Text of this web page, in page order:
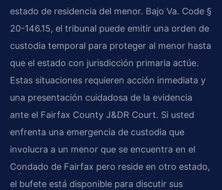
estado de residencia del menor. Bajo Va. Code §
20-146.15, el tribunal puede emitir una orden de
custodia temporal para proteger al menor hasta
que el estado con jurisdicción primaria actúe.
Estas situaciones requieren acción inmediata y
una presentación cuidadosa de la evidencia
ante el Fairfax County J&DR Court. Si usted
enfrenta una emergencia de custodia que
involucra a un menor que se encuentra en el
Condado de Fairfax pero reside en otro estado,
el bufete está disponible para discutir sus